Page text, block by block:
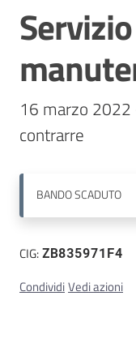
Stazioni
appaltanti
Contatti
Salta al contenuto
16 marzo 2022
contrarre
BANDOSCADUTO
CIG:ZB835971F4
CondividiVedi azioni